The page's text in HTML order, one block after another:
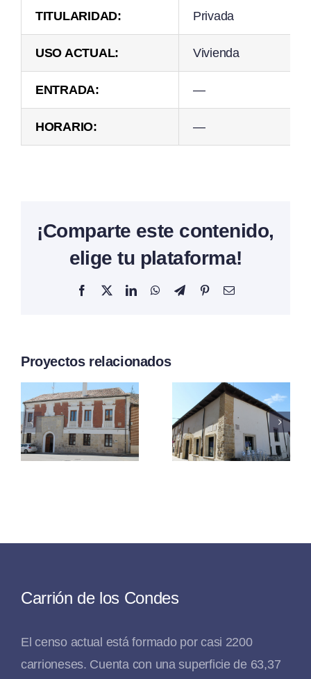
TITULARIDAD: Privada
USO ACTUAL: Vivienda
ENTRADA: —
HORARIO: —
¡Comparte este contenido,
elige tu plataforma!
Facebook
X LinkedInWhatsAppTelegramPinterestCorreo
Proyectos relacionados
Del
Marqués
De
Santillana
Del
Balcón
Carrión de los Condes
El censo actual está formado por casi 2200
carrioneses. Cuenta con una superficie de 63,37